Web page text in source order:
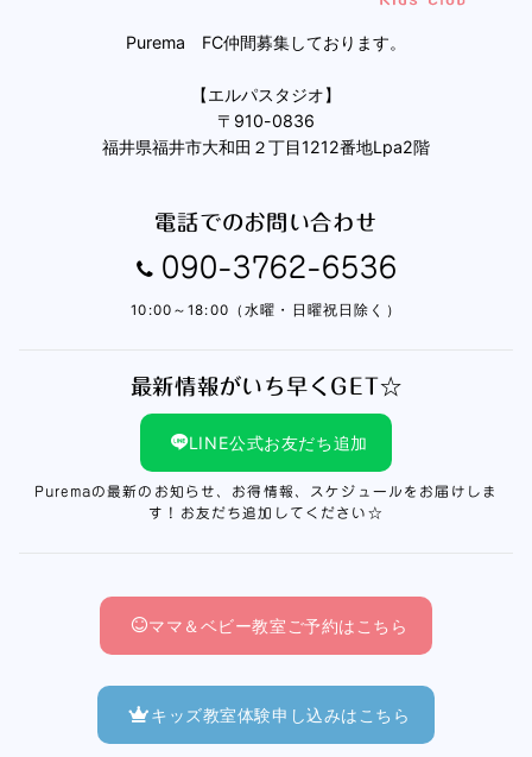
Purema FC仲間募集しております。
【エルパスタジオ】
〒910-0836
福井県福井市大和田２丁目1212番地Lpa2階
電話でのお問い合わせ
090-3762-6536
10:00～18:00（水曜・日曜祝日除く）
最新情報がいち早くGET☆
LINE公式お友だち追加
Puremaの最新のお知らせ、お得情報、スケジュールをお届けしま
す！お友だち追加してください☆
ママ＆ベビー教室ご予約はこちら
キッズ教室体験申し込みはこちら